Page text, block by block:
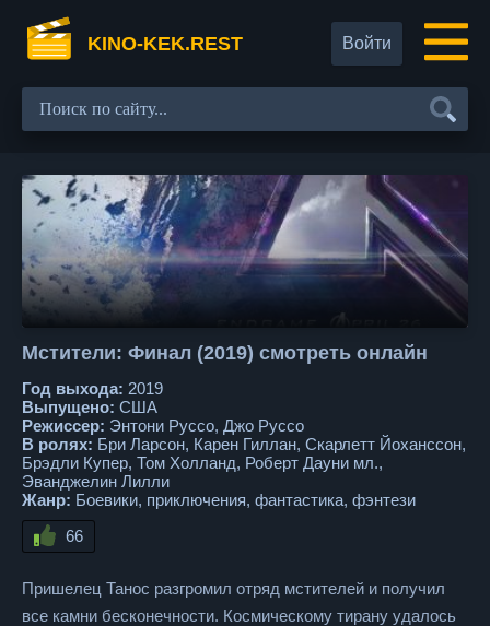
KINO-KEK.REST Войти
Мстители: Финал (2019) смотреть онлайн
Год выхода: 2019
Выпущено: США
Режиссер: Энтони Руссо, Джо Руссо
В ролях: Бри Ларсон, Карен Гиллан, Скарлетт Йоханссон,
Брэдли Купер, Том Холланд, Роберт Дауни мл.,
Эванджелин Лилли
Жанр: Боевики, приключения, фантастика, фэнтези
66
Пришелец Танос разгромил отряд мстителей и получил
все камни бесконечности. Космическому тирану удалось